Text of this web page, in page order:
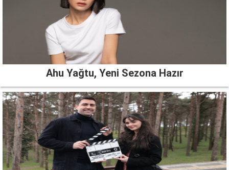
Ahu Yağtu, Yeni Sezona Hazır